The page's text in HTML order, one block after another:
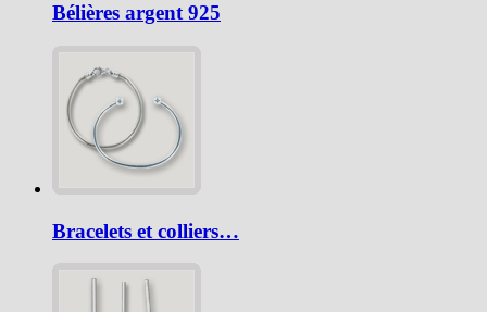
Bélières argent 925
Bracelets et colliers…